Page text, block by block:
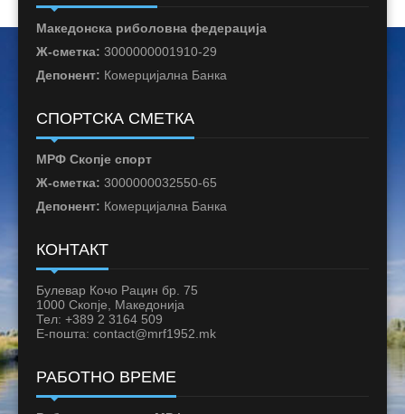
Македонска риболовна федерација
Ж-сметка: 3000000001910-29
Депонент: Комерцијална Банка
СПОРТСКА СМЕТКА
МРФ Скопје спорт
Ж-сметка: 3000000032550-65
Депонент: Комерцијална Банка
КОНТАКТ
Булевар Кочо Рацин бр. 75
1000 Скопје, Македонија
Тел: +389 2 3164 509
Е-пошта: contact@mrf1952.mk
РАБОТНО ВРЕМЕ